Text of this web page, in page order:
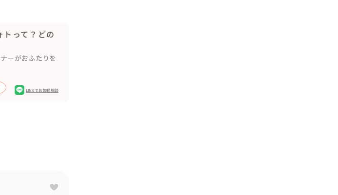
？」
って？どの
ーがおふたりを
LINEでお気軽相談